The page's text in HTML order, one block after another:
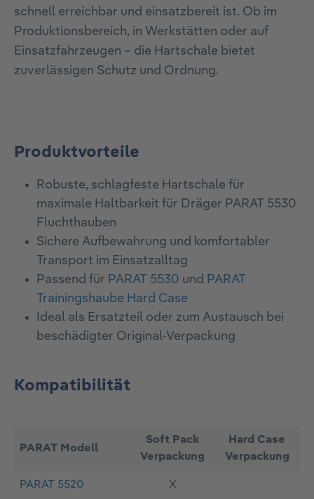
schnell erreichbar und einsatzbereit ist. Ob im
Produktionsbereich, in Werkstätten oder auf
Einsatzfahrzeugen – die Hartschale bietet
zuverlässigen Schutz und Ordnung.
Produktvorteile
Robuste, schlagfeste Hartschale für
maximale Haltbarkeit für Dräger PARAT 5530
Fluchthauben
Sichere Aufbewahrung und komfortabler
Transport im Einsatzalltag
Passend für PARAT 5530 und PARAT
Trainingshaube Hard Case
Ideal als Ersatzteil oder zum Austausch bei
beschädigter Original‑Verpackung
Kompatibilität
PARAT Modell
Soft Pack
Verpackung
Hard Case
Verpackung
PARAT 5520 X